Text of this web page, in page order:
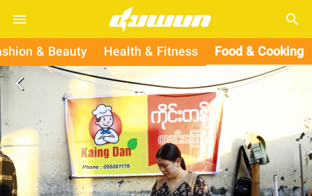
search
& Beauty Health & Fitness Food & Cooking
arrow_back_ios